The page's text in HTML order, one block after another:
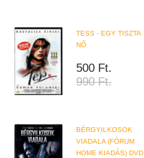
TESS - EGY TISZTA
NŐ
500 Ft.
990 Ft.
BÉRGYILKOSOK
VIADALA (FÓRUM
HOME KIADÁS) DVD